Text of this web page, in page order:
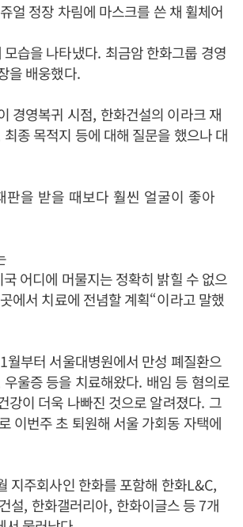
얼 정장 차림에 마스크를 쓴 채 휠체어
습을 나타냈다. 최금암 한화그룹 경영
을 배웅했다.
경영복귀 시점, 한화건설의 이라크 재
최종 목적지 등에 대해 질문을 했으나 대
판을 받을 때보다 훨씬 얼굴이 좋아
어디에 머물지는 정확히 밝힐 수 없으
에서 치료에 전념할 계획“이라고 말했
1월부터 서울대병원에서 만성 폐질환으
우울증 등을 치료해왔다. 배임 등 혐의로
강이 더욱 나빠진 것으로 알려졌다. 그
이번주 초 퇴원해 서울 가회동 자택에
지주회사인 한화를 포함해 한화L&C,
설, 한화갤러리아, 한화이글스 등7개